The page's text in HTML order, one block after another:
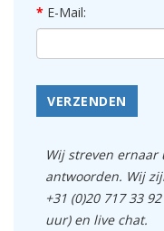
E-Mail:
VERZENDEN
Wij streven
antwoorden. Wij
+31 (0)20 717 33
uur) en live chat.